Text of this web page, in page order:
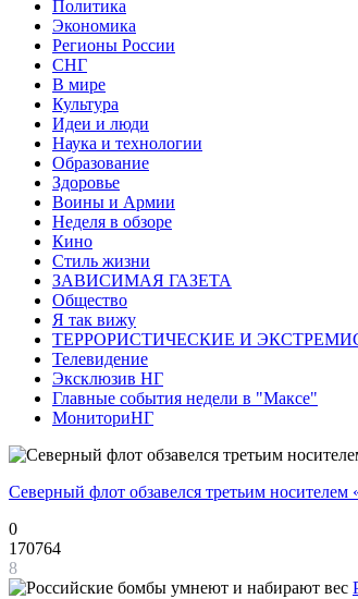
Политика
Экономика
Регионы России
СНГ
В мире
Культура
Идеи и люди
Наука и технологии
Образование
Здоровье
Воины и Армии
Неделя в обзоре
Кино
Стиль жизни
ЗАВИСИМАЯ ГАЗЕТА
Общество
Я так вижу
ТЕРРОРИСТИЧЕСКИЕ И
Телевидение
Эксклюзив НГ
Главные события недели в "Максе"
МониториНГ
Северный флот обзавелся третьим носителем
0
170764
8